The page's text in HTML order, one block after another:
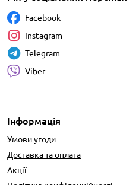
Інформація
Умови угоди
Доставка та оплата
Акції
Facebook
Instagram
Telegram
Viber